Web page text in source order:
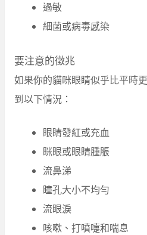
過敏
細菌或病毒感染
要注意的徵兆
如果你的貓咪眼睛似乎比平時
到以下情況：
眼睛發紅或充血
眯眼或眼睛腫脹
流鼻涕
瞳孔大小不均勻
流眼淚
咳嗽、打噴嚏和喘息